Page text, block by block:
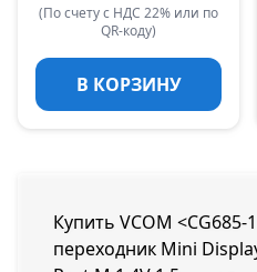
(По счету с НДС 22% или по
QR-коду)
В КОРЗИНУ
Купить VCOM
переходник Mini